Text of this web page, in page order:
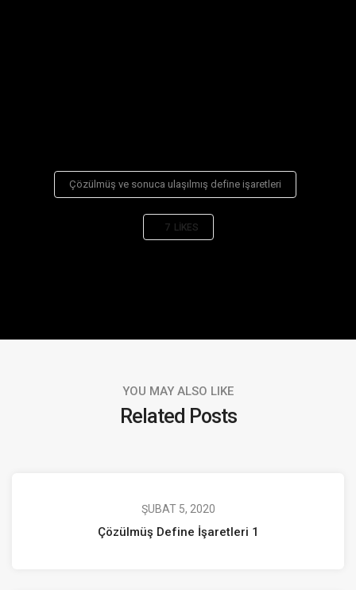
Çözülmüş ve sonuca ulaşılmış define işaretleri
7 LIKES
YOU MAY ALSO LIKE
Related Posts
ŞUBAT 5, 2020
Çözülmüş Define İşaretleri 1